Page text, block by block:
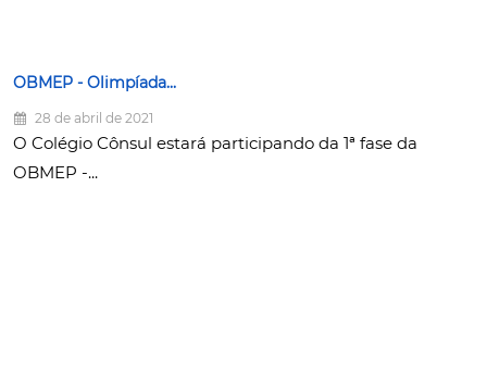
OBMEP - Olimpíada...
28 de abril de 2021
O Colégio Cônsul estará participando da 1ª fase da
OBMEP -...